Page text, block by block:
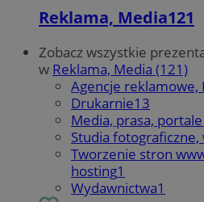
Reklama, Media121
Zobacz wszystkie
w Reklama, Media (121)
Agencje reklamowe,
Drukarnie13
Media, prasa,
Studia
Tworzenie stron
hosting1
Wydawnictwa1